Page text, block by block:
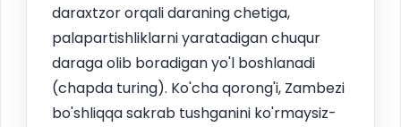
daraxtzor orqali daraning chetiga,
palapartishliklarni yaratadigan chuqur
daraga olib boradigan yo'l boshlanadi
(chapda turing). Ko'cha qorong'i, Zambezi
bo'shliqqa sakrab tushganini ko'rmaysiz-